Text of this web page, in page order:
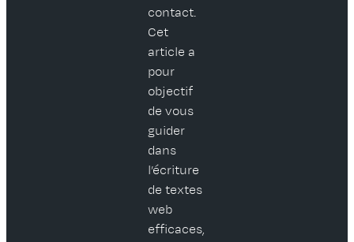
contact.
Cet
article a
pour
objectif
de vous
guider
dans
l’écriture
de textes
web
efficaces,